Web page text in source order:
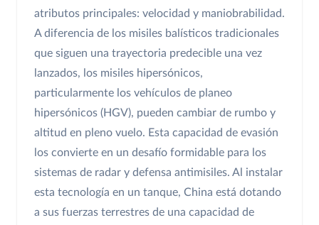
atributos principales: velocidad y maniobrabilidad.
A diferencia de los misiles balísticos tradicionales
que siguen una trayectoria predecible una vez
lanzados, los misiles hipersónicos,
particularmente los vehículos de planeo
hipersónicos (HGV), pueden cambiar de rumbo y
altitud en pleno vuelo. Esta capacidad de evasión
los convierte en un desafío formidable para los
sistemas de radar y defensa antimisiles. Al instalar
esta tecnología en un tanque, China está dotando
a sus fuerzas terrestres de una capacidad de